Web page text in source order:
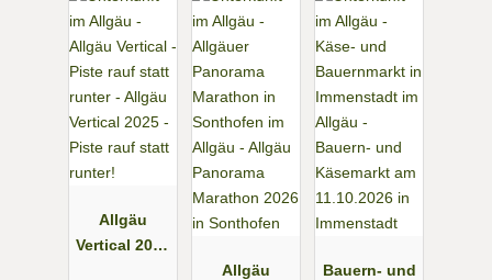
Allgäu
Vertical 2025
Allgäu
Bauern- und